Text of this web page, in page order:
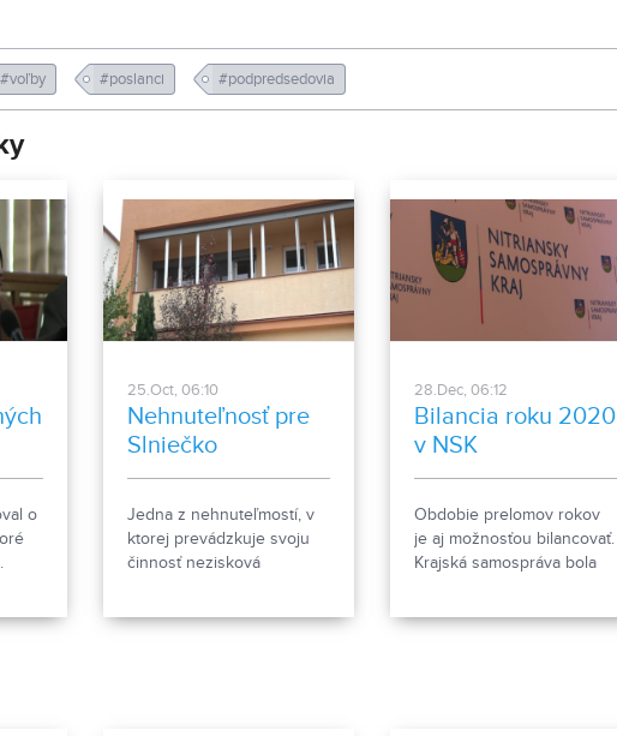
#voľby #poslanci #podpredsedovia
o
25.Oct, 06:10
Nehnuteľnosť pre
Slniečko
Jedna z nehnuteľmostí, v
ktorej prevádzkuje svoju
činnosť nezisková
28.Dec, 06:12
Bilancia roku 2020
v NSK
Obdobie prelomov rokov
je aj možnosťou bilancovať.
Krajská samospráva bola